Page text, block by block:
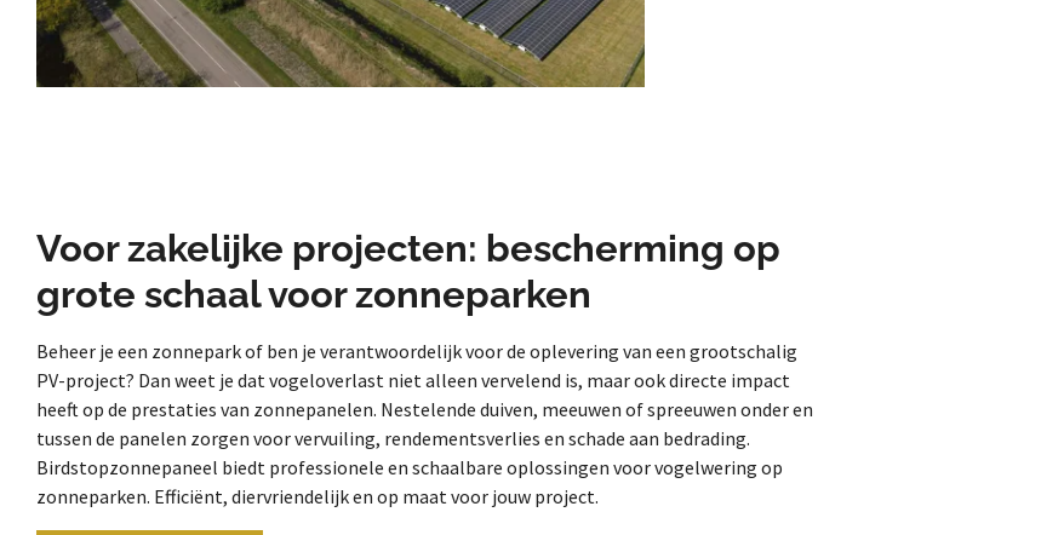
Voor zakelijke projecten: bescherming op
grote schaal voor zonneparken
Beheer je een zonnepark of ben je verantwoordelijk voor de oplevering van een grootschalig
PV-project? Dan weet je dat vogeloverlast niet alleen vervelend is, maar ook directe impact
heeft op de prestaties van zonnepanelen. Nestelende duiven, meeuwen of spreeuwen onder en
tussen de panelen zorgen voor vervuiling, rendementsverlies en schade aan bedrading.
Birdstopzonnepaneel biedt professionele en schaalbare oplossingen voorvogelwering op
zonneparken. Efficiënt, diervriendelijk en op maat voor jouw project.